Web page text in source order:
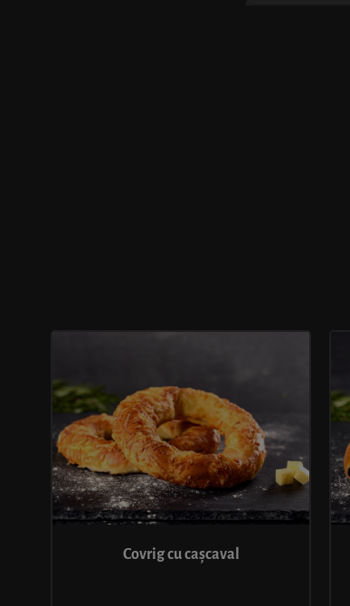
Covrig cu cașcaval